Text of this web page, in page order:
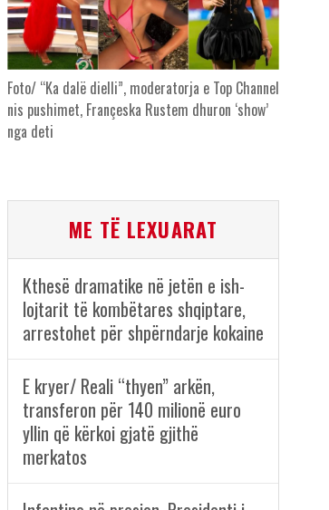
Foto/ “Ka dalë dielli”, moderatorja e Top Channel
nis pushimet, Françeska Rustem dhuron ‘show’
nga deti
ME TË LEXUARAT
Kthesë dramatike në jetën e ish-
lojtarit të kombëtares shqiptare,
arrestohet për shpërndarje kokaine
E kryer/ Reali “thyen” arkën,
transferon për 140 milionë euro
yllin që kërkoi gjatë gjithë
merkatos